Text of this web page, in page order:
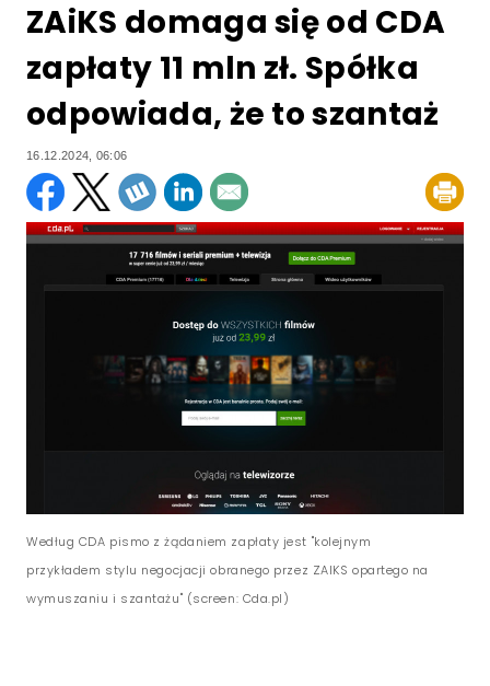
ZAiKS domaga się od CDA
zapłaty 11 mln zł. Spółka
odpowiada, że to szantaż
16.12.2024, 06:06
Według CDA pismo z żądaniem zapłaty jest "kolejnym
przykładem stylu negocjacji obranego przez ZAIKS opartego na
wymuszaniu i szantażu" (screen: Cda.pl)